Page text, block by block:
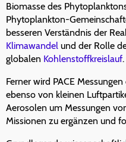
Biomasse des
Phytoplankton-
besseren Verständnis der
Klimawandel und der Rolle
globalen Kohlenstoffkreislauf.
Ferner wird PACE
ebenso von kleinen
Aerosolen um Messungen
Missionen zu ergänzen und